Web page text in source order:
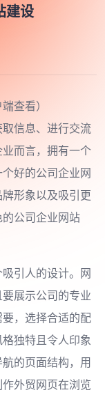
建设
查看）
信息、进行交流
而言，拥有一个
好的公司企业网
形象以及吸引更
公司企业网站
引人的设计。网
展示公司的专业
，选择合适的配
独特且令人印象
的页面结构，用
外贸网页在浏览